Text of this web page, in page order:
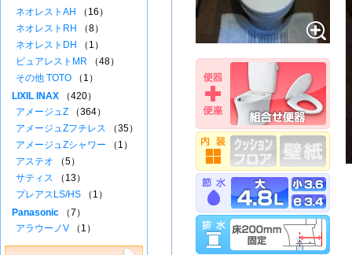
ネオレストAH
（16）
ネオレストRH
（8）
ネオレストDH
（1）
ピュアレストMR （48）
その他 TOTO （1）
LIXIL INAX （420）
アメージュZ （364）
アメージュZフチレス （35）
アメージュZシャワー （1）
アステオ （5）
サティス （13）
プレアスLS/HS （1）
Panasonic （7）
アラウーノV （1）